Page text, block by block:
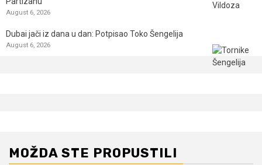
August 6, 2026
Dubai jači iz dana u dan: Potpisao Toko Šengelija
August 6, 2026
MOŽDA STE PROPUSTILI